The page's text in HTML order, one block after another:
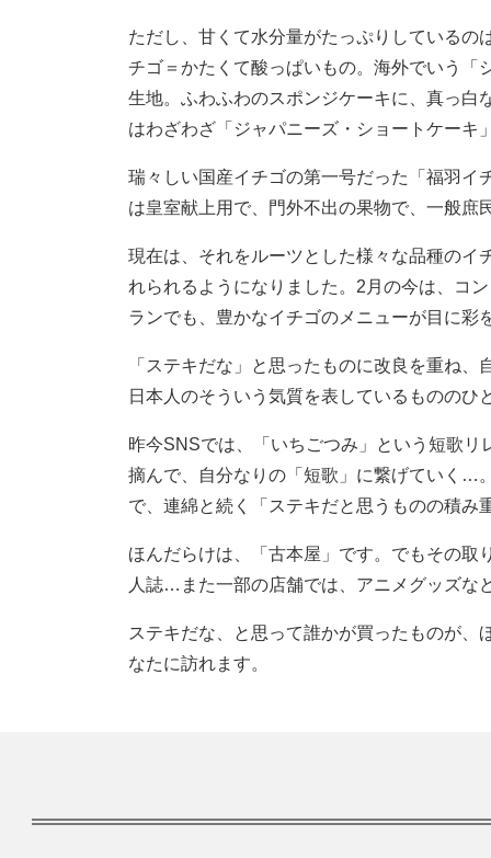
ただし、甘くて水分量がたっぷりしているの
チゴ＝かたくて酸っぱいもの。海外でいう「
生地。ふわふわのスポンジケーキに、真っ白
はわざわざ「ジャパニーズ・ショートケーキ
瑞々しい国産イチゴの第一号だった「福羽イ
は皇室献上用で、門外不出の果物で、一般庶
現在は、それをルーツとした様々な品種のイ
れられるようになりました。2月の今は、コ
ランでも、豊かなイチゴのメニューが目に彩
「ステキだな」と思ったものに改良を重ね
日本人のそういう気質を表しているもののひ
昨今SNSでは、「いちごつみ」という短歌
摘んで、自分なりの「短歌」に繋げていく…
で、連綿と続く「ステキだと思うものの積み
ほんだらけは、「古本屋」です。でもその
人誌…また一部の店舗では、アニメグッズな
ステキだな、と思って誰かが買ったものが
なたに訪れます。